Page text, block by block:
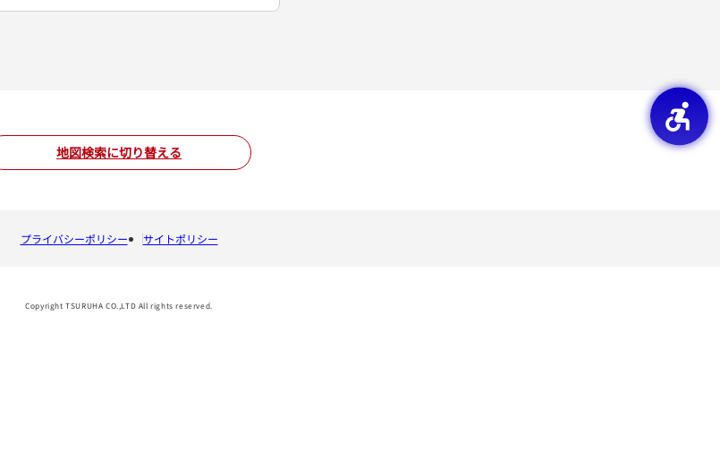
地図検索に切り替える
プライバシーポリシー サイトポリシー
Copyright TSURUHA CO.,LTD All rights reserved.